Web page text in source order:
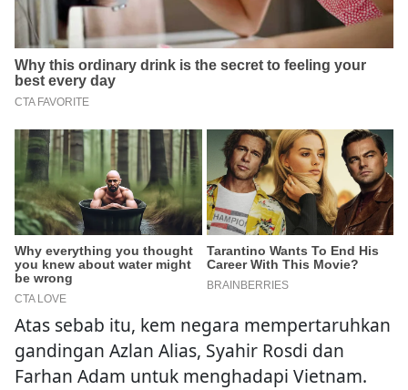
Atas sebab itu, kem negara mempertaruhkan
gandingan Azlan Alias, Syahir Rosdi dan
Farhan Adam untuk menghadapi Vietnam.